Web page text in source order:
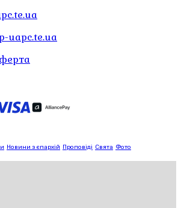
uapc.te.ua
Новини з єпархій Проповіді Свята Фото